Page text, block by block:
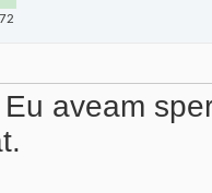
72
Eu aveam